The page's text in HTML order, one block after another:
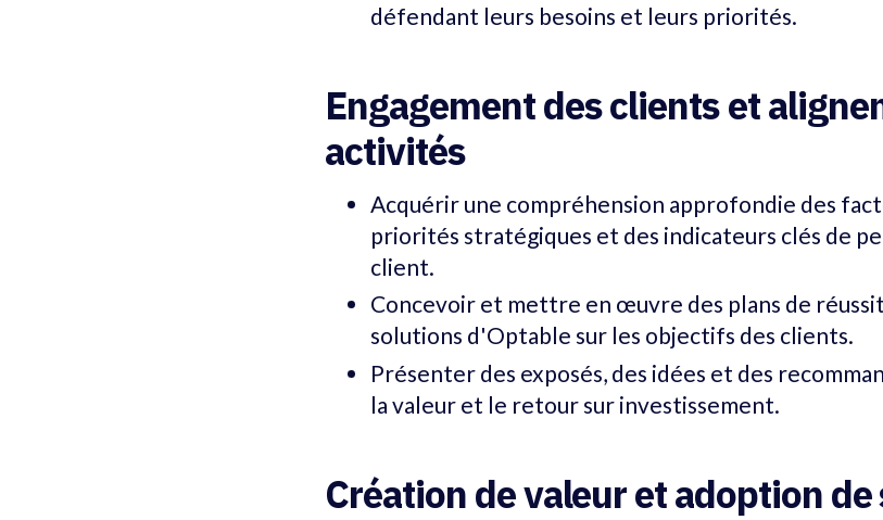
défendant leurs besoins et leurs priorités.
Engagement des clients et
activités
Acquérir une compréhension approfondie des
priorités stratégiques et des indicateurs clés de
client.
Concevoir et mettre en œuvre des plans de
solutions d'Optable sur les objectifs des clients.
Présenter des exposés, des idées et des
la valeur et le retour sur investissement.
Création de valeur et adoption